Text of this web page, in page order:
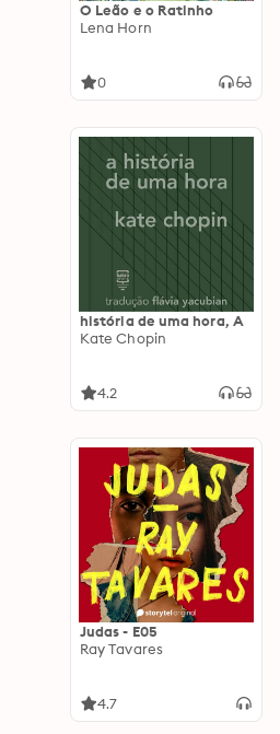
O Leão e o Ratinho
Lena Horn
0
história de uma hora, A
Kate Chopin
4.2
Judas - E05
Ray Tavares
4.7